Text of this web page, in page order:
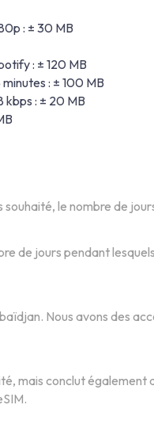
: ± 30 MB
: ± 120 MB
: ± 100 MB
: ± 20 MB
le nombre de
de jours pendant
Nous avons des
mais conclut